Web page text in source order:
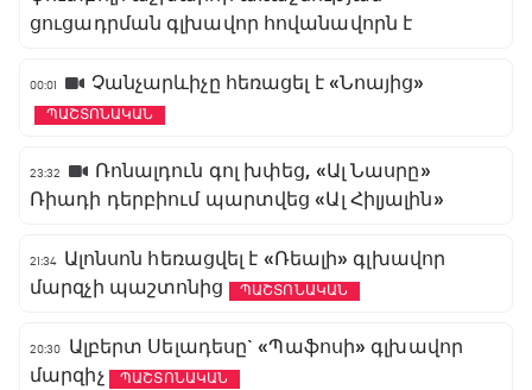
ցուցադրման գլխավոր հովանավորն է
00:01 Չանչարևիչը հեռացել է «Նոայից»
ՊԱՇՏՈՆԱԿԱՆ
23:32
Ռոնալդուն գոլ խփեց, «Ալ Նասրը»
Ռիադի դերբիում պարտվեց «Ալ Հիլյալին»
21:34 Ալոնսոն հեռացվել է «Ռեալի» գլխավոր
մարզչի պաշտոնից
ՊԱՇՏՈՆԱԿԱՆ
20:30
Ալբերտ Սելադեսը` «Պաֆոսի» գլխավոր
մարզիչ
ՊԱՇՏՈՆԱԿԱՆ